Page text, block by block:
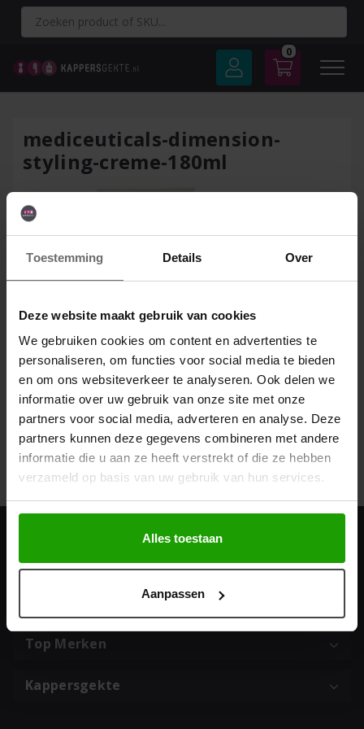
Toestemming Details Over
Deze website maakt gebruik van cookies
We gebruiken cookies om content en advertenties te
personaliseren, om functies voor social media te bieden
en om ons websiteverkeer te analyseren. Ook delen we
informatie over uw gebruik van onze site met onze
partners voor social media, adverteren en analyse. Deze
partners kunnen deze gegevens combineren met andere
informatie die u aan ze heeft verstrekt of die ze hebben
verzameld op basis van uw gebruik van hun services.
Alles toestaan
Aanpassen
Spring
0
mediceuticals-dimension-
styling-creme-180ml
Geef een reactie
ingelogd zijn op om een reactie te plaatsen.
Adres & contact
Populaire categorieën
Top Merken
Kappersgekte